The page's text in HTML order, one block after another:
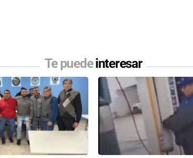
Te puedeinteresar